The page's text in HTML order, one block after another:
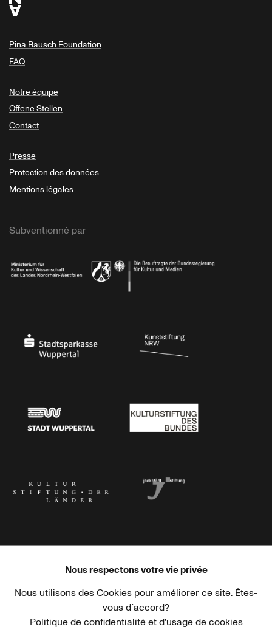
Pina Bausch Foundation
FAQ
Notre équipe
Offene Stellen
Contact
Presse
Protection des données
Mentions légales
Subventionné par
Haus der Kulturen der Welt Goethe-Institut
Nous respectons votre vie privée
Nous utilisons des Cookies pour améliorer ce site. Êtes-
vous d´accord?
Politique de confidentialité et d'usage de cookies